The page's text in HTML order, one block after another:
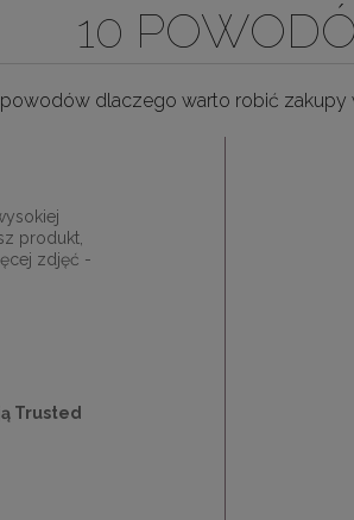
10
dlaczego warto robić zakupy
produkt,
zdjęć -
Trusted